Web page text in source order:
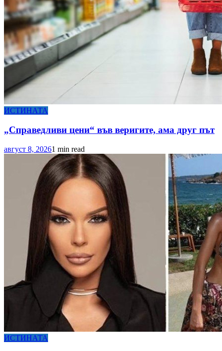
ИСТИНАТА
„Справедливи цени“ във веригите, ама друг път
август 8, 20261 min read
ИСТИНАТА